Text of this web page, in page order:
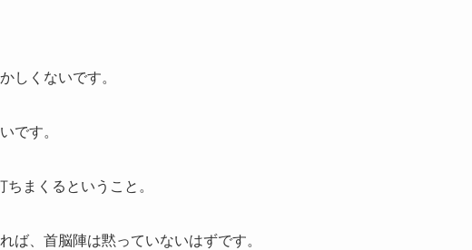
しくないです。
です。
まくるということ。
ば、首脳陣は黙っていないはずです。